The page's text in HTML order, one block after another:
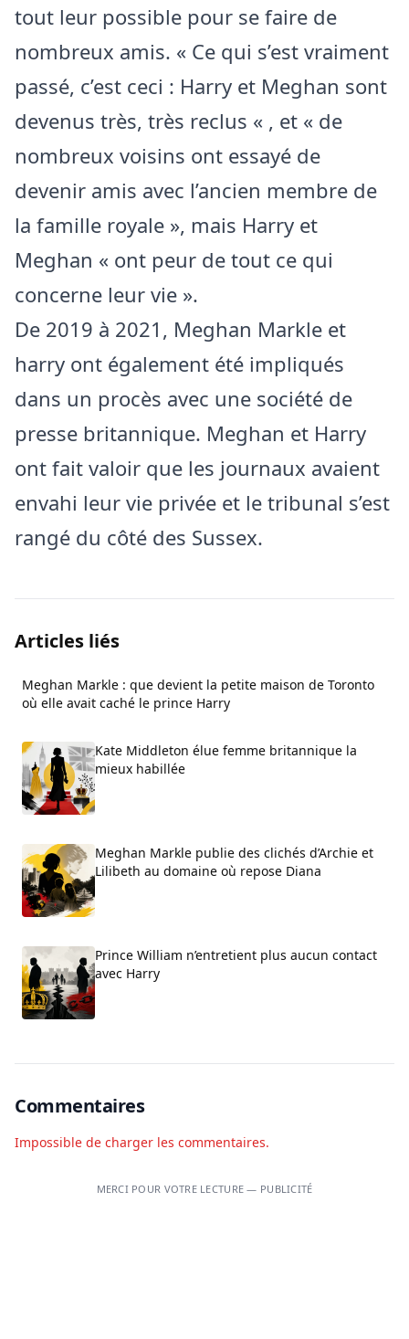
tout leur possible pour se faire de
nombreux amis. « Ce qui s’est vraiment
passé, c’est ceci : Harry et Meghan sont
devenus très, très reclus « , et « de
nombreux voisins ont essayé de
devenir amis avec l’ancien membre de
la famille royale », mais Harry et
Meghan « ont peur de tout ce qui
concerne leur vie ».
De 2019 à 2021, Meghan Markle et
harry ont également été impliqués
dans un procès avec une société de
presse britannique. Meghan et Harry
ont fait valoir que les journaux avaient
envahi leur vie privée et le tribunal s’est
rangé du côté des Sussex.
Articles liés
Meghan Markle : que devient la petite maison de Toronto
où elle avait caché le prince Harry
Kate Middleton élue femme britannique la
mieux habillée
Meghan Markle publie des clichés d’Archie et
Lilibeth au domaine où repose Diana
Prince William n’entretient plus aucun contact
avec Harry
Commentaires
Impossible de charger les commentaires.
MERCI POUR VOTRE LECTURE — PUBLICITÉ